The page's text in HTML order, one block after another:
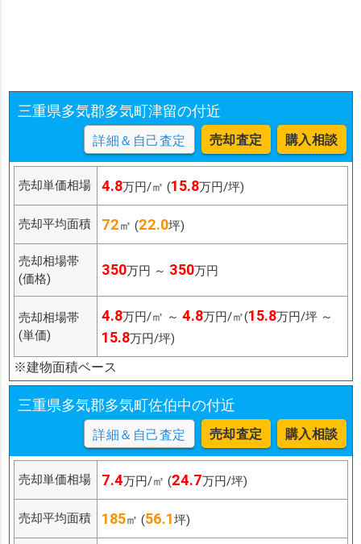
三重県多気郡多気町津留の付近
詳細＆自己査定 売却査定 購入相談
売却単価相場 4.8万円/㎡ (15.8万円/坪)
売却平均面積 72㎡ (22.0坪)
売却相場帯
(価格)
350万円 ～ 350万円
売却相場帯
(単価)
4.8万円/㎡ ～ 4.8万円/㎡(15.8万円/坪 ～
15.8万円/坪)
※建物面積ベース
三重県多気郡多気町佐伯中の付近
詳細＆自己査定 売却査定 購入相談
売却単価相場 7.4万円/㎡ (24.7万円/坪)
売却平均面積 185㎡ (56.1坪)